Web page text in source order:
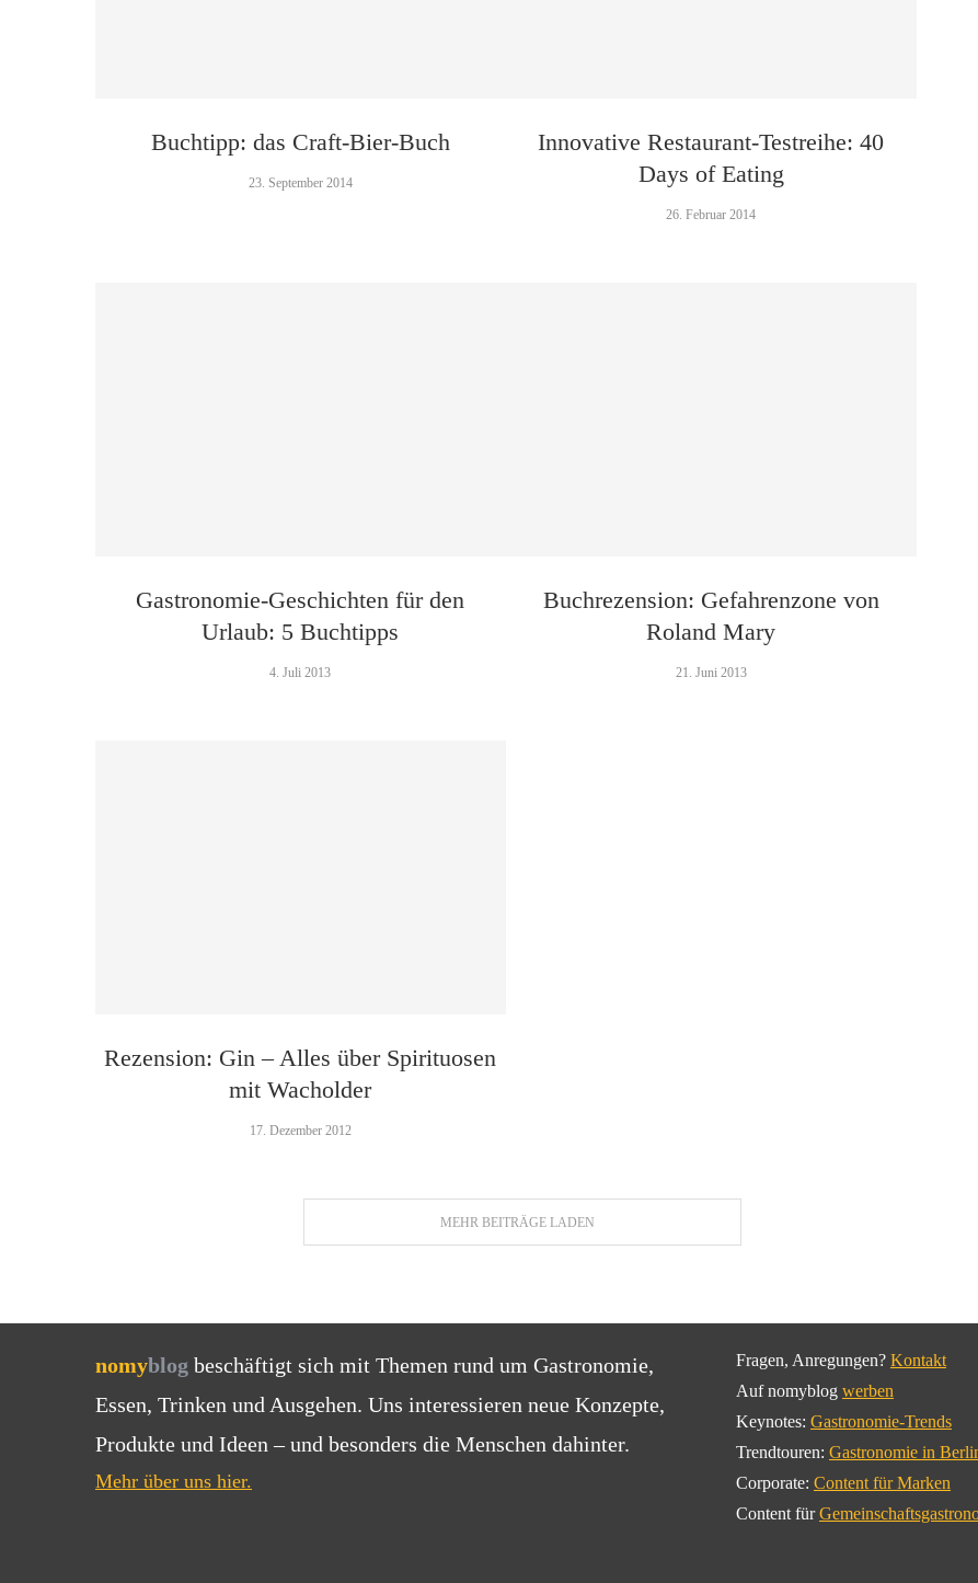
Buchtipp: das Craft-Bier-Buch
23. September 2014
Innovative Restaurant-Testreihe: 40
Days of Eating
26. Februar 2014
Gastronomie-Geschichten für den
Urlaub: 5 Buchtipps
4. Juli 2013
Buchrezension: Gefahrenzone von
Roland Mary
21. Juni 2013
Rezension: Gin – Alles über Spirituosen
mit Wacholder
17. Dezember 2012
MEHR BEITRÄGE LADEN
nomyblog beschäftigt sich mit Themen rund um Gastronomie,
Essen, Trinken und Ausgehen. Uns interessieren neue Konzepte,
Produkte und Ideen – und besonders die Menschen dahinter.
Mehr über uns hier.
Fragen, Anregungen? Kontakt
Auf nomyblog werben
Keynotes: Gastronomie-Trends
Trendtouren: Gastronomie in
Corporate: Content für Marken
Content für